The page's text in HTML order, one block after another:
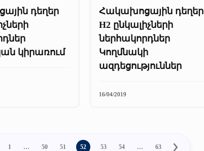
դեղեր
կիրառում
Հակախոցային դեղեր
H2 ընկալիչների
ներհակորդներ
Կողմնակի
ազդեցություններ
16/04/2019
1 … 50 51 52 53 54 … 63